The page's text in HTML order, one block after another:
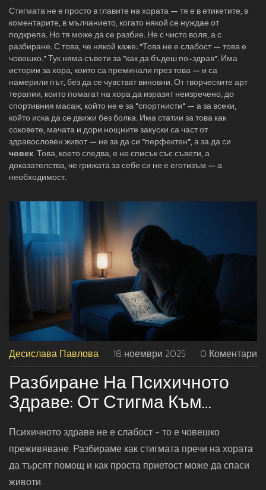
Стигмата не е просто в главите на хората — тя е в етикетите, в
коментарите, в мълчанието, когато някой се нуждае от
подкрепа. Но тя може да се разбие. Не с чисто воля, а с
разбиране. С това, че някой каже: "Това не е слабост — това е
човешко." Тук няма съвети за "как да бъдеш по-здрав". Има
истории за хора, които са преминали през това — и са
намерили път, без да се чувстват виновни. От творческите арт
терапии, които помагат на хора да изразят неизречено, до
спортивния масаж, който не е за "спортнисти" — а за всеки,
който иска да се движи без болка. Има статии за това как
соковете, мачата и дори нощните закуски са част от
здравословен живот — не за да си "перфектен", а за да си
човек. Това, което следва, е не списък със съвети, а
доказателства, че грижата за себе си не е еготизъм — а
необходимост.
Десислава Павлова 18 ноември 2025 0 Коментари
Разбиране На Психичното
Здраве: От Стигма Към
Приетост
Психичното здраве не е слабост - то е човешко
преживяване. Разбираме как стигмата пречи на хората
да търсят помощ и как проста приетост може да спаси
животи.